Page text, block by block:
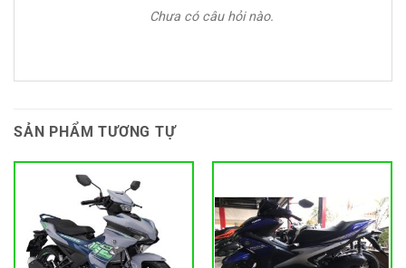
Chưa có câu hỏi nào.
SẢN PHẨM TƯƠNG TỰ